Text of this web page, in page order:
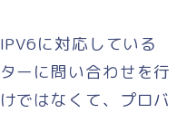
に対応している
ーに問い合わせを行
ではなくて、プロバ